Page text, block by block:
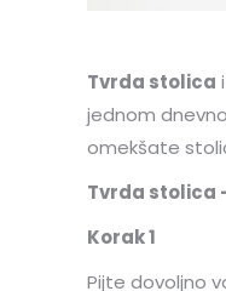
Tvrda stolica i
jednom
omekšate
Tvrda stolica
Korak 1
Pijte dovoljno